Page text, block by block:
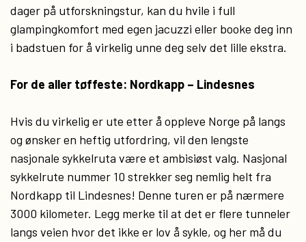
dager på utforskningstur, kan du hvile i full
glampingkomfort med egen jacuzzi eller booke deg inn
i badstuen for å virkelig unne deg selv det lille ekstra.
For de aller tøffeste: Nordkapp – Lindesnes
Hvis du virkelig er ute etter å oppleve Norge på langs
og ønsker en heftig utfordring, vil den lengste
nasjonale sykkelruta være et ambisiøst valg. Nasjonal
sykkelrute nummer 10 strekker seg nemlig helt fra
Nordkapp til Lindesnes! Denne turen er på nærmere
3000 kilometer. Legg merke til at det er flere tunneler
langs veien hvor det ikke er lov å sykle, og her må du